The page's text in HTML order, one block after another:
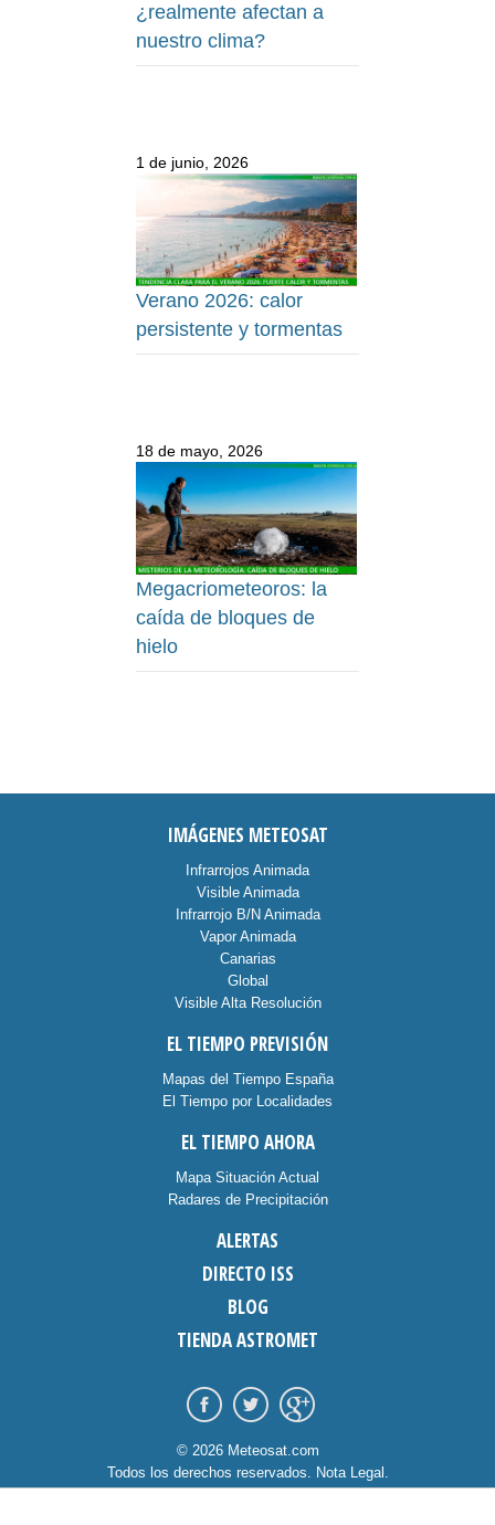
¿realmente afectan a
nuestro clima?
1 de junio, 2026
Verano 2026: calor
persistente y tormentas
18 de mayo, 2026
Megacriometeoros: la
caída de bloques de
hielo
IMÁGENES METEOSAT
Infrarrojos Animada
Visible Animada
Infrarrojo B/N Animada
Vapor Animada
Canarias
Global
Visible Alta Resolución
EL TIEMPO PREVISIÓN
Mapas del Tiempo España
El Tiempo por Localidades
EL TIEMPO AHORA
Mapa Situación Actual
Radares de Precipitación
ALERTAS
DIRECTO ISS
BLOG
TIENDA ASTROMET
© 2026 Meteosat.com
Todos los derechos reservados. Nota Legal .